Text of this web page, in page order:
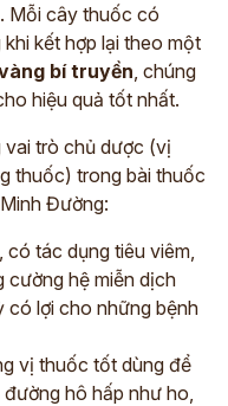
. Mỗi cây thuốc có
kết hợp lại theo một
bí truyền , chúng
hiệu quả tốt nhất.
trò chủ dược (vị
thuốc) trong bài thuốc
Đường:
tác dụng tiêu viêm,
cường hệ miễn dịch
lợi cho những bệnh
vị thuốc tốt dùng để
hô hấp như ho,